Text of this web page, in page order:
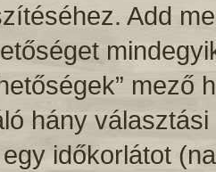
Add
mező
hány
időkorlátot